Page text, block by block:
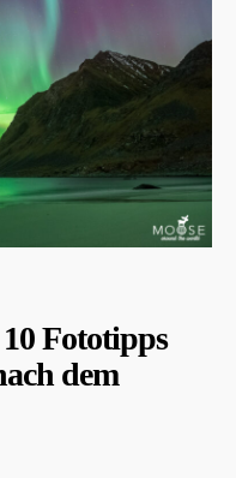
Fototipps
dem